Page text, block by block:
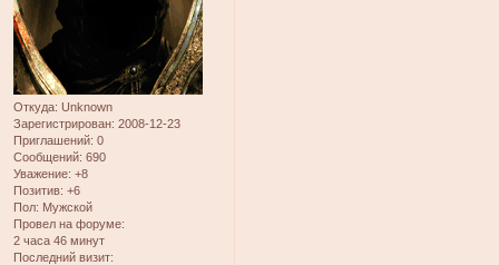
Откуда: Unknown
Зарегистрирован: 2008-12-23
Приглашений: 0
Сообщений: 690
Уважение: +8
Позитив: +6
Пол: Мужской
Провел на форуме:
2 часа 46 минут
Последний визит: